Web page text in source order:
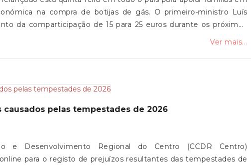
na compra de botijas de gás. O primeiro-ministro Luís
da comparticipação de 15 para 25 euros durante os próximos
com o impacto da guerra no Médio Oriente.
Ver mais...
causados pelas tempestades de 2026
e Desenvolvimento Regional do Centro (CCDR Centro)
para o registo de prejuízos resultantes das tempestades de